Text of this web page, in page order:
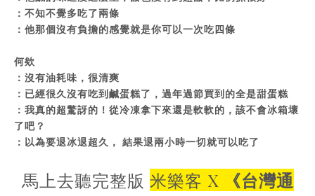
：不知不覺多吃了兩條
：他那個沒有負擔的感覺就是你可以一次吃四條
何欸
：沒有油耗味，很清爽
：已經很久沒有吃到鹹蛋糕了，過年過節買到的全是甜蛋糕
：我真的超驚訝的！從冷凍拿下來還是軟軟的，該不會冰箱壞
了吧？
：以為要退冰退超久， 結果退兩小時一切就可以吃了
馬上去聽完整版 米樂客 X
《台灣通